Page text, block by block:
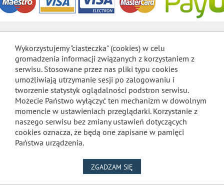
Wykorzystujemy "ciasteczka" (cookies) w celu
gromadzenia informacji związanych z korzystaniem z
serwisu. Stosowane przez nas pliki typu cookies
umożliwiają utrzymanie sesji po zalogowaniu i
tworzenie statystyk oglądalności podstron serwisu.
Możecie Państwo wyłączyć ten mechanizm w dowolnym
momencie w ustawieniach przeglądarki. Korzystanie z
naszego serwisu bez zmiany ustawień dotyczących
cookies oznacza, że będą one zapisane w pamięci
Państwa urządzenia.
ZGADZAM SIĘ